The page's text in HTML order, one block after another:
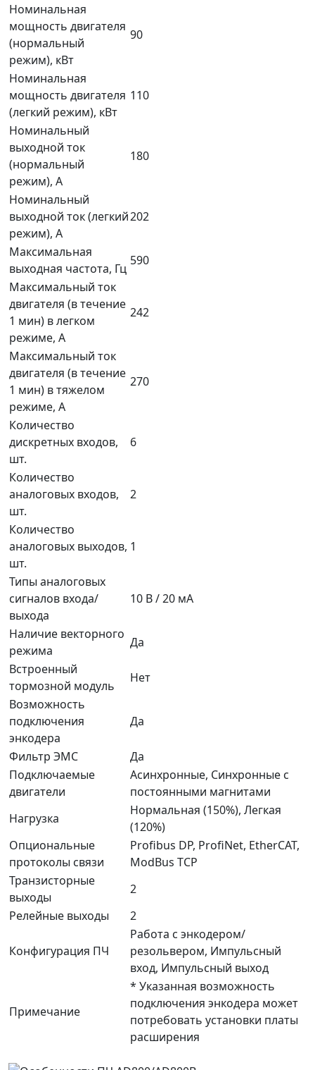
Номинальная
мощность двигателя
(нормальный
режим), кВт
90
Номинальная
мощность двигателя
(легкий режим), кВт
110
Номинальный
выходной ток
(нормальный
режим), A
180
Номинальный
выходной ток (легкий
режим), A
202
Максимальная
выходная частота, Гц
590
Максимальный ток
двигателя (в течение
1 мин) в легком
режиме, А
242
Максимальный ток
двигателя (в течение
1 мин) в тяжелом
режиме, А
270
Количество
дискретных входов,
шт.
6
Количество
аналоговых входов,
шт.
2
Количество
аналоговых выходов,
шт.
1
Типы аналоговых
сигналов входа/
выхода
10 В / 20 мА
Наличие векторного
режима
Да
Встроенный
тормозной модуль
Нет
Возможность
подключения
энкодера
Да
Фильтр ЭМС
Да
Подключаемые
двигатели
Асинхронные, Синхронные с
постоянными магнитами
Нагрузка
Нормальная (150%), Легкая
(120%)
Опциональные
протоколы связи
Profibus DP, ProfiNet, EtherCAT,
ModBus TCP
Транзисторные
выходы
2
Релейные выходы
2
Конфигурация ПЧ
Работа с энкодером/
резольвером, Импульсный
вход, Импульсный выход
Примечание
* Указанная возможность
подключения энкодера может
потребовать установки платы
расширения